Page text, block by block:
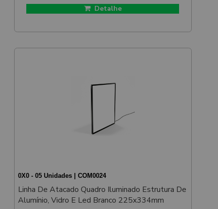
Detalhe
0X0 - 05 Unidades | COM0024
Linha De Atacado Quadro Iluminado Estrutura De
Alumínio, Vidro E Led Branco 225x334mm